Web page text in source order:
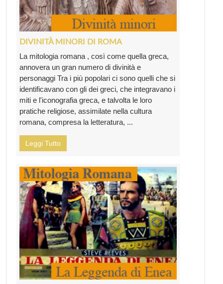
DIVINITÀ MINORI DI ROMA
La mitologia romana , così come quella greca,
annovera un gran numero di divinità e
personaggi Tra i più popolari ci sono quelli che si
identificavano con gli dei greci, che integravano i
miti e l'iconografia greca, e talvolta le loro
pratiche religiose, assimilate nella cultura
romana, compresa la letteratura, ...
Leggi Tutto